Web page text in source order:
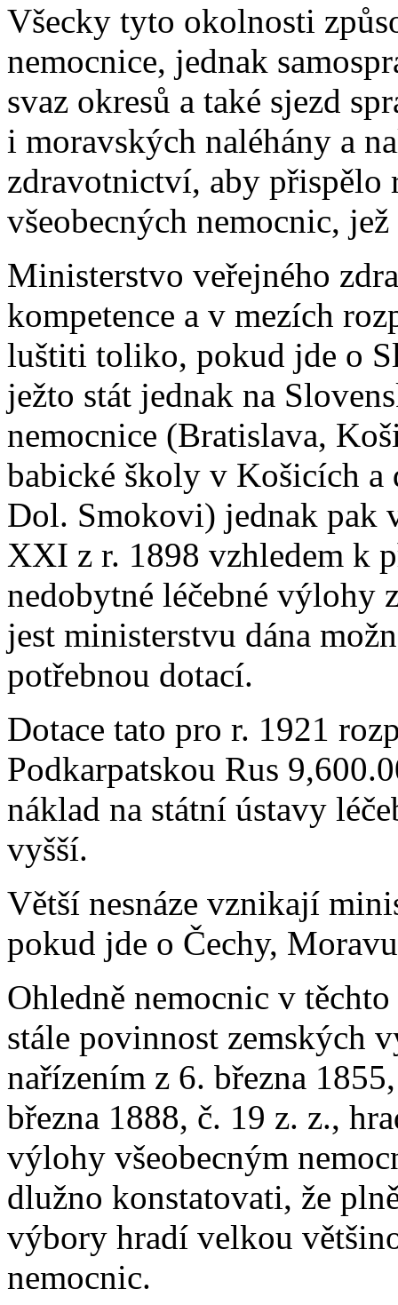
Všecky tyto okolnosti
nemocnice, jednak
svaz okresů a také sjezd
i moravských naléhány a
zdravotnictví, aby přispělo
všeobecných nemocnic,
Ministerstvo veřejného
kompetence a v mezích
luštiti toliko, pokud jde o
ježto stát jednak na
nemocnice (Bratislava,
babické školy v Košicích a
Dol. Smokovi) jednak pak
XXI z r. 1898 vzhledem k
nedobytné léčebné výlohy
jest ministerstvu dána
potřebnou dotací.
Dotace tato pro r. 1921
Podkarpatskou Rus
náklad na státní ústavy
vyšší.
Větší nesnáze vznikají
pokud jde o Čechy,
Ohledně nemocnic v
stále povinnost zemských
nařízením z 6. března
března 1888, č. 19 z. z.,
výlohy všeobecným
dlužno konstatovati, že
výbory hradí velkou
nemocnic.